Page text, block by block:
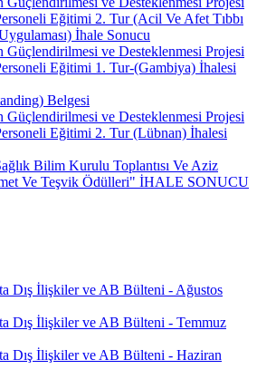
Eğitimi 2. Tur (Acil Ve Afet Tıbbı
İhale Sonucu
Güçlendirilmesi ve Desteklenmesi Projesi
Eğitimi 1. Tur-(Gambiya) İhalesi
Belgesi
Güçlendirilmesi ve Desteklenmesi Projesi
Eğitimi 2. Tur (Lübnan) İhalesi
Bilim Kurulu Toplantısı Ve Aziz
Ve Teşvik Ödülleri" İHALE SONUCU
Dış İlişkiler ve AB Bülteni - Ağustos
Dış İlişkiler ve AB Bülteni - Temmuz
Dış İlişkiler ve AB Bülteni - Haziran